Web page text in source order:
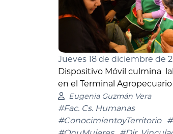
Jueves 18 de diciembre de
Dispositivo Móvil culmina
en el Terminal Agropecuario
Eugenia Guzmán Vera
#Fac. Cs. Humanas
#ConocimientoyTerritorio